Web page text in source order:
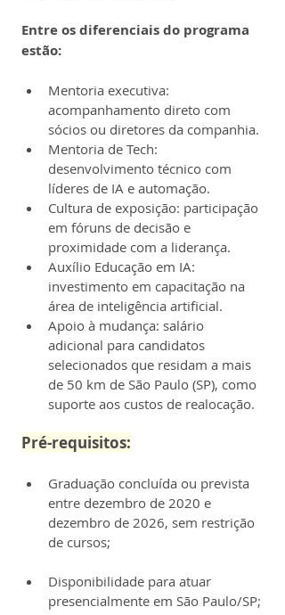
Entre os diferenciais do programa
estão:
Mentoria executiva:
acompanhamento direto com
sócios ou diretores da companhia.
Mentoria de Tech:
desenvolvimento técnico com
líderes de IA e automação.
Cultura de exposição: participação
em fóruns de decisão e
proximidade com a liderança.
Auxílio Educação em IA:
investimento em capacitação na
área de inteligência artificial.
Apoio à mudança: salário
adicional para candidatos
selecionados que residam a mais
de 50 km de São Paulo (SP), como
suporte aos custos de realocação.
Pré-requisitos:
Graduação concluída ou prevista
entre dezembro de 2020 e
dezembro de 2026, sem restrição
de cursos;
Disponibilidade para atuar
presencialmente em São Paulo/SP;